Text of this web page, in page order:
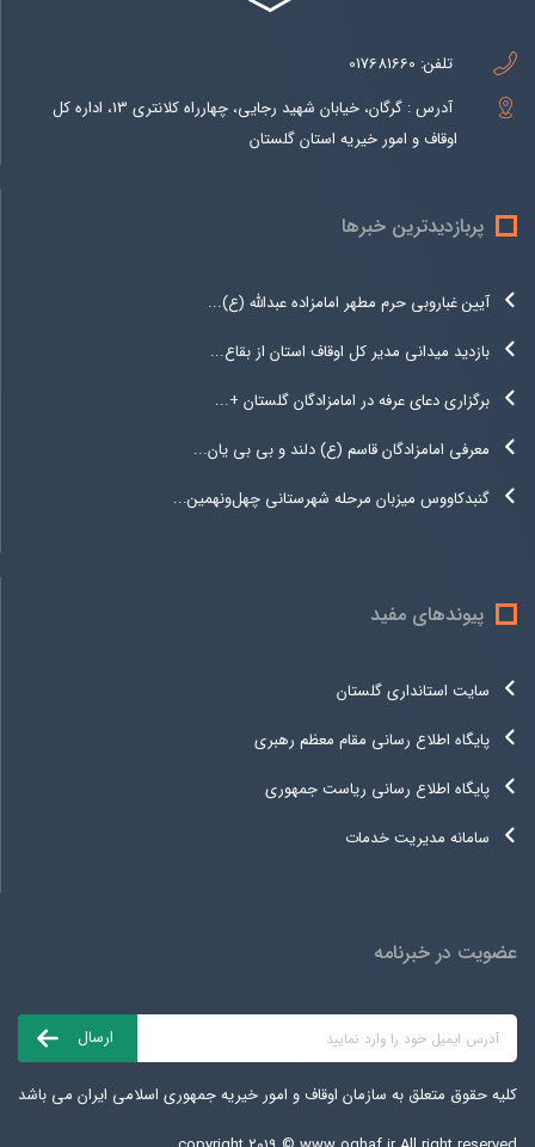
تلفن: 017681660
آدرس : گرگان، خیابان شهید رجایی، چهارراه کلانتری 13، اداره کل
اوقاف و امور خیریه استان گلستان
پربازدیدترین خبرها
آیین غباروبی حرم مطهر امامزاده عبدالله (ع)...
بازدید میدانی مدیر کل اوقاف استان از بقاع...
برگزاری دعای عرفه در امامزادگان گلستان +...
معرفی امامزادگان قاسم (ع) دلند و بی بی یان...
گنبدکاووس میزبان مرحله شهرستانی چهل‌ونهمین...
پیوندهای مفید
سایت استانداری گلستان
پایگاه اطلاع رسانی مقام معظم رهبری
پایگاه اطلاع رسانی ریاست جمهوری
سامانه مدیریت خدمات
عضویت در خبرنامه
کلیه حقوق متعلق به سازمان اوقاف و امور خیریه جمهوری اسلامی ایران می باشد